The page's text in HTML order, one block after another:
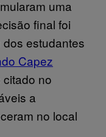
uma
final foi
estudantes
Capez
no
a
no local